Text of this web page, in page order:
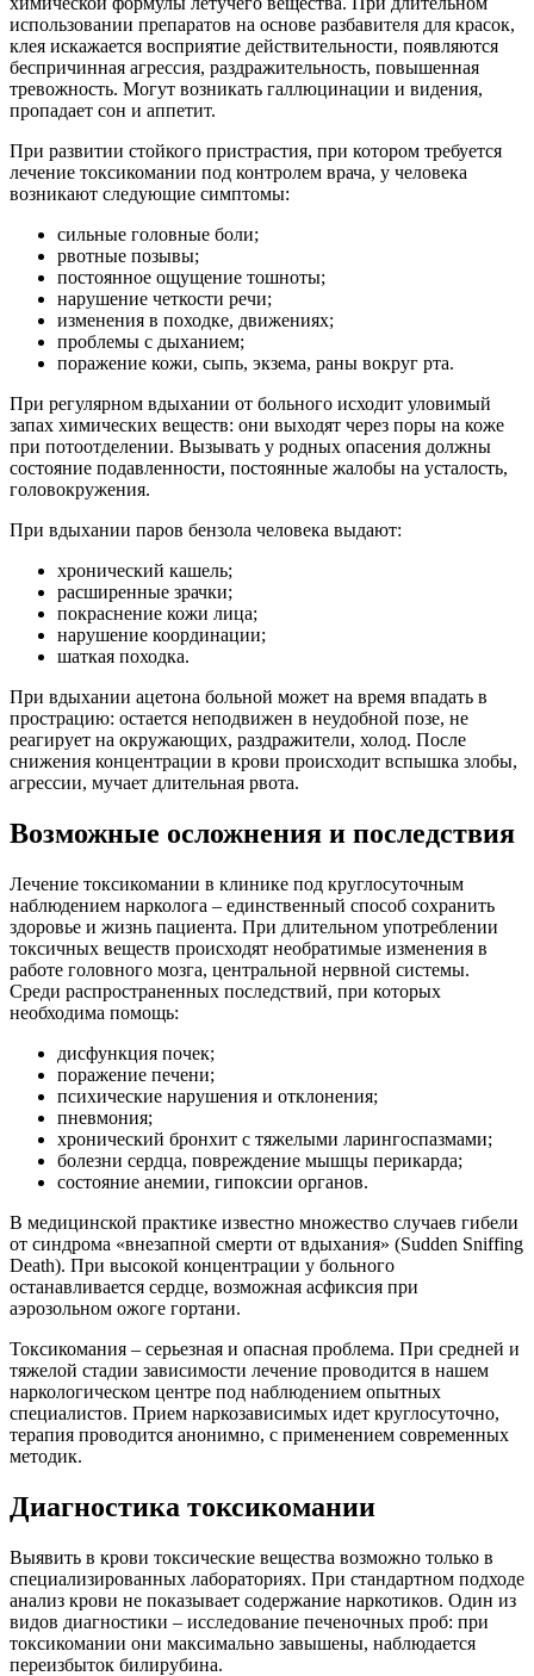
использовании препаратов на основе разбавителя для красок,
клея искажается восприятие действительности, появляются
беспричинная агрессия, раздражительность, повышенная
тревожность. Могут возникать галлюцинации и видения,
пропадает сон и аппетит.
При развитии стойкого пристрастия, при котором требуется
лечение токсикомании под контролем врача, у человека
возникают следующие симптомы:
сильные головные боли;
рвотные позывы;
постоянное ощущение тошноты;
нарушение четкости речи;
изменения в походке, движениях;
проблемы с дыханием;
поражение кожи, сыпь, экзема, раны вокруг рта.
При регулярном вдыхании от больного исходит уловимый
запах химических веществ: они выходят через поры на коже
при потоотделении. Вызывать у родных опасения должны
состояние подавленности, постоянные жалобы на усталость,
головокружения.
При вдыхании паров бензола человека выдают:
хронический кашель;
расширенные зрачки;
покраснение кожи лица;
нарушение координации;
шаткая походка.
При вдыхании ацетона больной может на время впадать в
прострацию: остается неподвижен в неудобной позе, не
реагирует на окружающих, раздражители, холод. После
снижения концентрации в крови происходит вспышка злобы,
агрессии, мучает длительная рвота.
Возможные осложнения и последствия
Лечение токсикомании в клинике под круглосуточным
наблюдением нарколога – единственный способ сохранить
здоровье и жизнь пациента. При длительном употреблении
токсичных веществ происходят необратимые изменения в
работе головного мозга, центральной нервной системы.
Среди распространенных последствий, при которых
необходима помощь:
дисфункция почек;
поражение печени;
психические нарушения и отклонения;
пневмония;
хронический бронхит с тяжелыми ларингоспазмами;
болезни сердца, повреждение мышцы перикарда;
состояние анемии, гипоксии органов.
В медицинской практике известно множество случаев гибели
от синдрома «внезапной смерти от вдыхания» (Sudden Sniffing
Death). При высокой концентрации у больного
останавливается сердце, возможная асфиксия при
аэрозольном ожоге гортани.
Токсикомания – серьезная и опасная проблема. При средней и
тяжелой стадии зависимости лечение проводится в нашем
наркологическом центре под наблюдением опытных
специалистов. Прием наркозависимых идет круглосуточно,
терапия проводится анонимно, с применением современных
методик.
Диагностика токсикомании
Выявить в крови токсические вещества возможно только в
специализированных лабораториях. При стандартном подходе
анализ крови не показывает содержание наркотиков. Один из
видов диагностики – исследование печеночных проб: при
токсикомании они максимально завышены, наблюдается
переизбыток билирубина.